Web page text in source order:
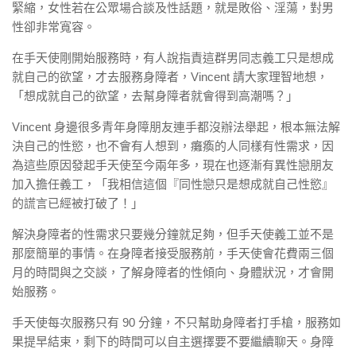
緊縮，女性若在公眾場合談及性話題，就是敗俗、淫蕩，對男
性卻非常寬容。
在手天使剛開始服務時，有人說指責這群男同志義工只是想成
就自己的欲望，才去服務身障者，Vincent 請大家理智地想，
「想成就自己的欲望，去幫身障者就會得到高潮嗎？」
Vincent 身邊很多青年身障朋友連手都沒辦法舉起，根本無法解
決自己的性慾，也不會有人想到，癱瘓的人同樣有性需求，因
為這些原因發起手天使至今兩年多，現在也逐漸有異性戀朋友
加入擔任義工，「我相信這個『同性戀只是想成就自己性慾』
的謊言已經被打破了！」
解決身障者的性需求只要幾分鐘就足夠，但手天使義工並不是
那麼簡單的事情。在身障者接受服務前，手天使會花費兩三個
月的時間與之交談，了解身障者的性傾向、身體狀況，才會開
始服務。
手天使每次服務只有 90 分鐘，不只幫助身障者打手槍，服務如
果提早結束，剩下的時間可以自主選擇要不要繼續聊天。身障